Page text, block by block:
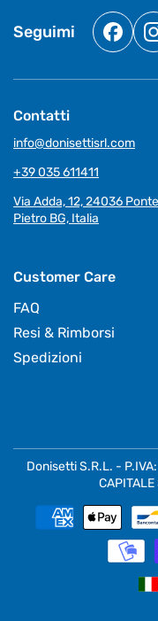
Seguimi
Contatti
info@donisettisrl.com
+39 035 611411
Via Adda, 12, 24036
Pietro BG, Italia
Customer Care
FAQ
Resi & Rimborsi
Spedizioni
Donisetti S.R.L. -
Metodi